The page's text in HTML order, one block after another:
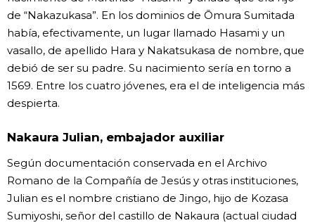
de “Nakazukasa”. En los dominios de Ōmura Sumitada
había, efectivamente, un lugar llamado Hasami y un
vasallo, de apellido Hara y Nakatsukasa de nombre, que
debió de ser su padre. Su nacimiento sería en torno a
1569. Entre los cuatro jóvenes, era el de inteligencia más
despierta.
Nakaura Julian, embajador auxiliar
Según documentación conservada en el Archivo
Romano de la Compañía de Jesús y otras instituciones,
Julian es el nombre cristiano de Jingo, hijo de Kozasa
Sumiyoshi, señor del castillo de Nakaura (actual ciudad